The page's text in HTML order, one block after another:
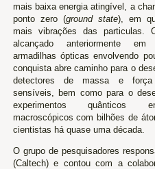
mais baixa energia atingível, a
ponto zero (ground state), em
mais vibrações das particulas.
alcançado anteriormente
armadilhas ópticas envolvendo
conquista abre caminho para o
detectores de massa e força
sensíveis, bem como para o
experimentos quânticos
macroscópicos com bilhões de
cientistas há quase uma década.
O grupo de pesquisadores
(Caltech) e contou com a